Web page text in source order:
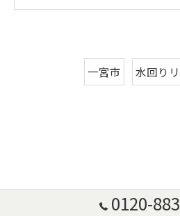
一宮市 水回り
0120-